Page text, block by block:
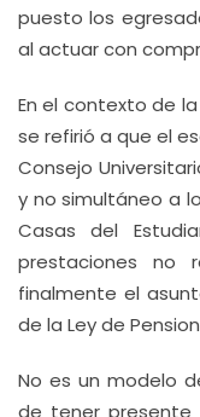
puesto los
al actuar con
En el contexto de
se refirió a que el
Consejo
y no simultáneo a
Casas del
prestaciones no
finalmente el
de la Ley de
No es un modelo
de tener presente